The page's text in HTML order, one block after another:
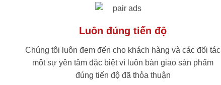
Luôn đúng tiến độ
Chúng tôi luôn đem đến cho khách hàng và các đối tác
một sự yên tâm đặc biệt vì luôn bàn giao sản phẩm
đúng tiến độ đã thỏa thuận